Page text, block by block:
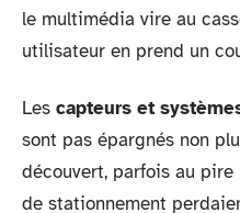
le multimédia vire au
utilisateur en prend un
Les capteurs et
sont pas épargnés non
découvert, parfois au
de stationnement